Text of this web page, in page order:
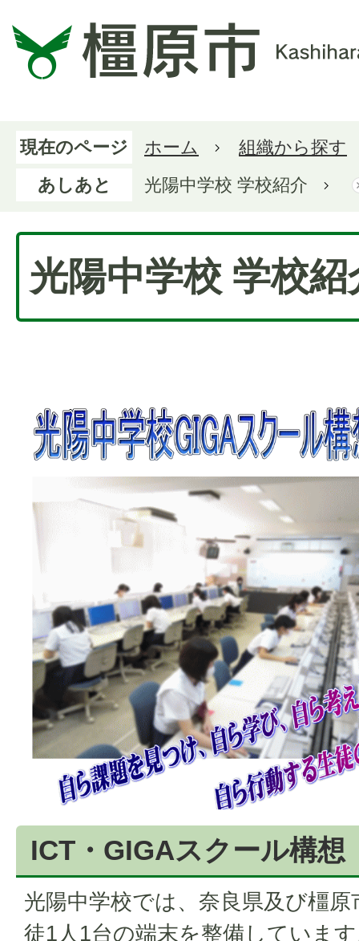
現在のページ ホーム
組織から探す
あしあと
光陽中学校 学校紹介
光陽中学校 学校紹
ICT・GIGAスクール構想
光陽中学校では、奈良県及び橿
徒1人1台の端末を整備していま